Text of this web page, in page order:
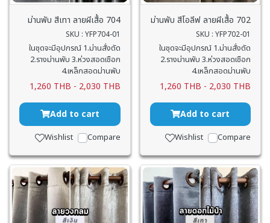
ม่านพับ สีเทา ลายผีเสื้อ 704
SKU : YFP704-01
ในชุดจะมีอุปกรณ์ 1.ม่านสั่งตัด
2.รางม่านพับ 3.ห่วงสอดเชือก
4.เหล็กสอดม่านพับ
1,260 THB - 2,030 THB
Add to cart
Wishlist Compare
ม่านพับ สีโอลีฟ ลายผีเสื้อ 702
SKU : YFP702-01
ในชุดจะมีอุปกรณ์ 1.ม่านสั่งตัด
2.รางม่านพับ 3.ห่วงสอดเชือก
4.เหล็กสอดม่านพับ
1,260 THB - 2,030 THB
Add to cart
Wishlist Compare